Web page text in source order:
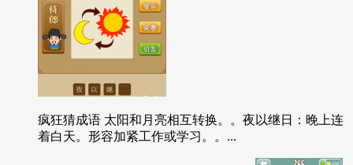
疯狂猜成语 太阳和月亮相互转换。。夜以继日：晚上连
着白天。形容加紧工作或学习。。...